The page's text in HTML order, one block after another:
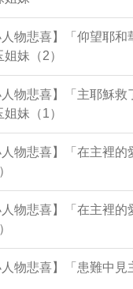
物悲喜】「仰望耶和
妹（2）
物悲喜】「主耶穌救
妹（1）
物悲喜】「在主裡的
物悲喜】「在主裡的
物悲喜】「患難中見